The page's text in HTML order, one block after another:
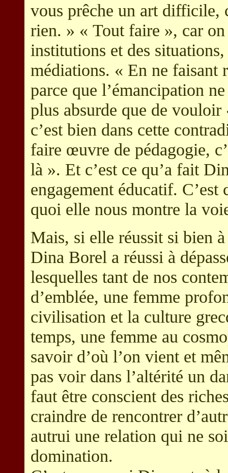
vous prêche un art difficile,
rien. » « Tout faire », car
institutions et des
médiations. « En ne faisant
parce que l’émancipation
plus absurde que de
c’est bien dans cette
faire œuvre de pédagogie,
là ». Et c’est ce qu’a fait
engagement éducatif.
quoi elle nous montre la
Mais, si elle réussit si bien
Dina Borel a réussi à
lesquelles tant de nos
d’emblée, une femme
civilisation et la culture
temps, une femme au
savoir d’où l’on vient et
pas voir dans l’altérité un
faut être conscient des
craindre de rencontrer
autrui une relation qui ne
domination.